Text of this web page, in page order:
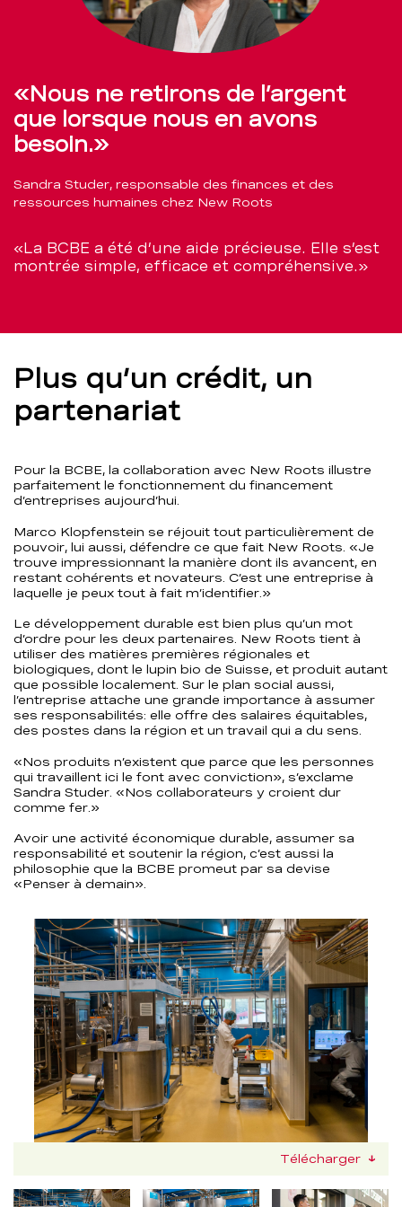
«Nous ne retirons de l’argent
que lorsque nous en avons
besoin.»
Sandra Studer, responsable des finances et des
ressources humaines chez New Roots
«La BCBE a été d’une aide précieuse. Elle s’est
montrée simple, efficace et compréhensive.»
Plus qu’un crédit, un
partenariat
Pour la BCBE, la collaboration avec New Roots illustre
parfaitement le fonctionnement du financement
d’entreprises aujourd’hui.
Marco Klopfenstein se réjouit tout particulièrement de
pouvoir, lui aussi, défendre ce que fait New Roots. «Je
trouve impressionnant la manière dont ils avancent, en
restant cohérents et novateurs. C’est une entreprise à
laquelle je peux tout à fait m’identifier.»
Le développement durable est bien plus qu’un mot
d’ordre pour les deux partenaires. New Roots tient à
utiliser des matières premières régionales et
biologiques, dont le lupin bio de Suisse, et produit autant
que possible localement. Sur le plan social aussi,
l’entreprise attache une grande importance à assumer
ses responsabilités: elle offre des salaires équitables,
des postes dans la région et un travail qui a du sens.
«Nos produits n’existent que parce que les personnes
qui travaillent ici le font avec conviction», s’exclame
Sandra Studer. «Nos collaborateurs y croient dur
comme fer.»
Avoir une activité économique durable, assumer sa
responsabilité et soutenir la région, c’est aussi la
philosophie que la BCBE promeut par sa devise
«Penser à demain».
Télécharger
Nachfolgend